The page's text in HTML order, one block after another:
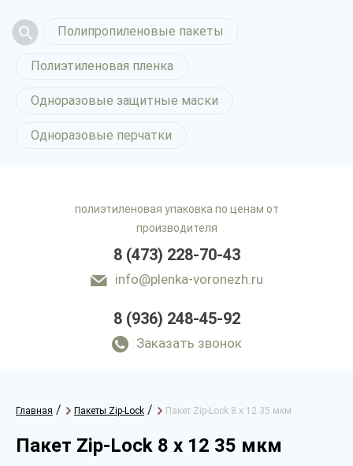
Полипропиленовые пакеты
Полиэтиленовая пленка
Одноразовые защитные маски
Одноразовые перчатки
полиэтиленовая упаковка по ценам от
производителя
8 (473) 228-70-43
info@plenka-voronezh.ru
8 (936) 248-45-92
Заказать звонок
Главная / Пакеты Zip-Lock / Пакет Zip-Lock 8 х 12 35 мкм
Пакет Zip-Lock 8 х 12 35 мкм